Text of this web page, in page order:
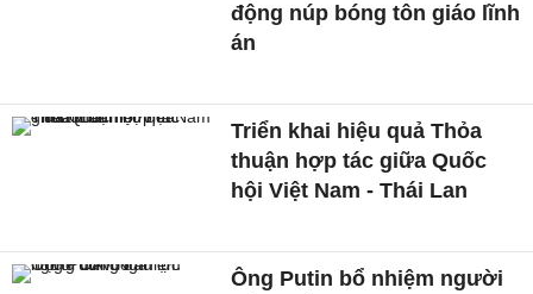
động núp bóng tôn giáo lĩnh
án
Triển khai hiệu quả Thỏa
thuận hợp tác giữa Quốc
hội Việt Nam - Thái Lan
Ông Putin bổ nhiệm người